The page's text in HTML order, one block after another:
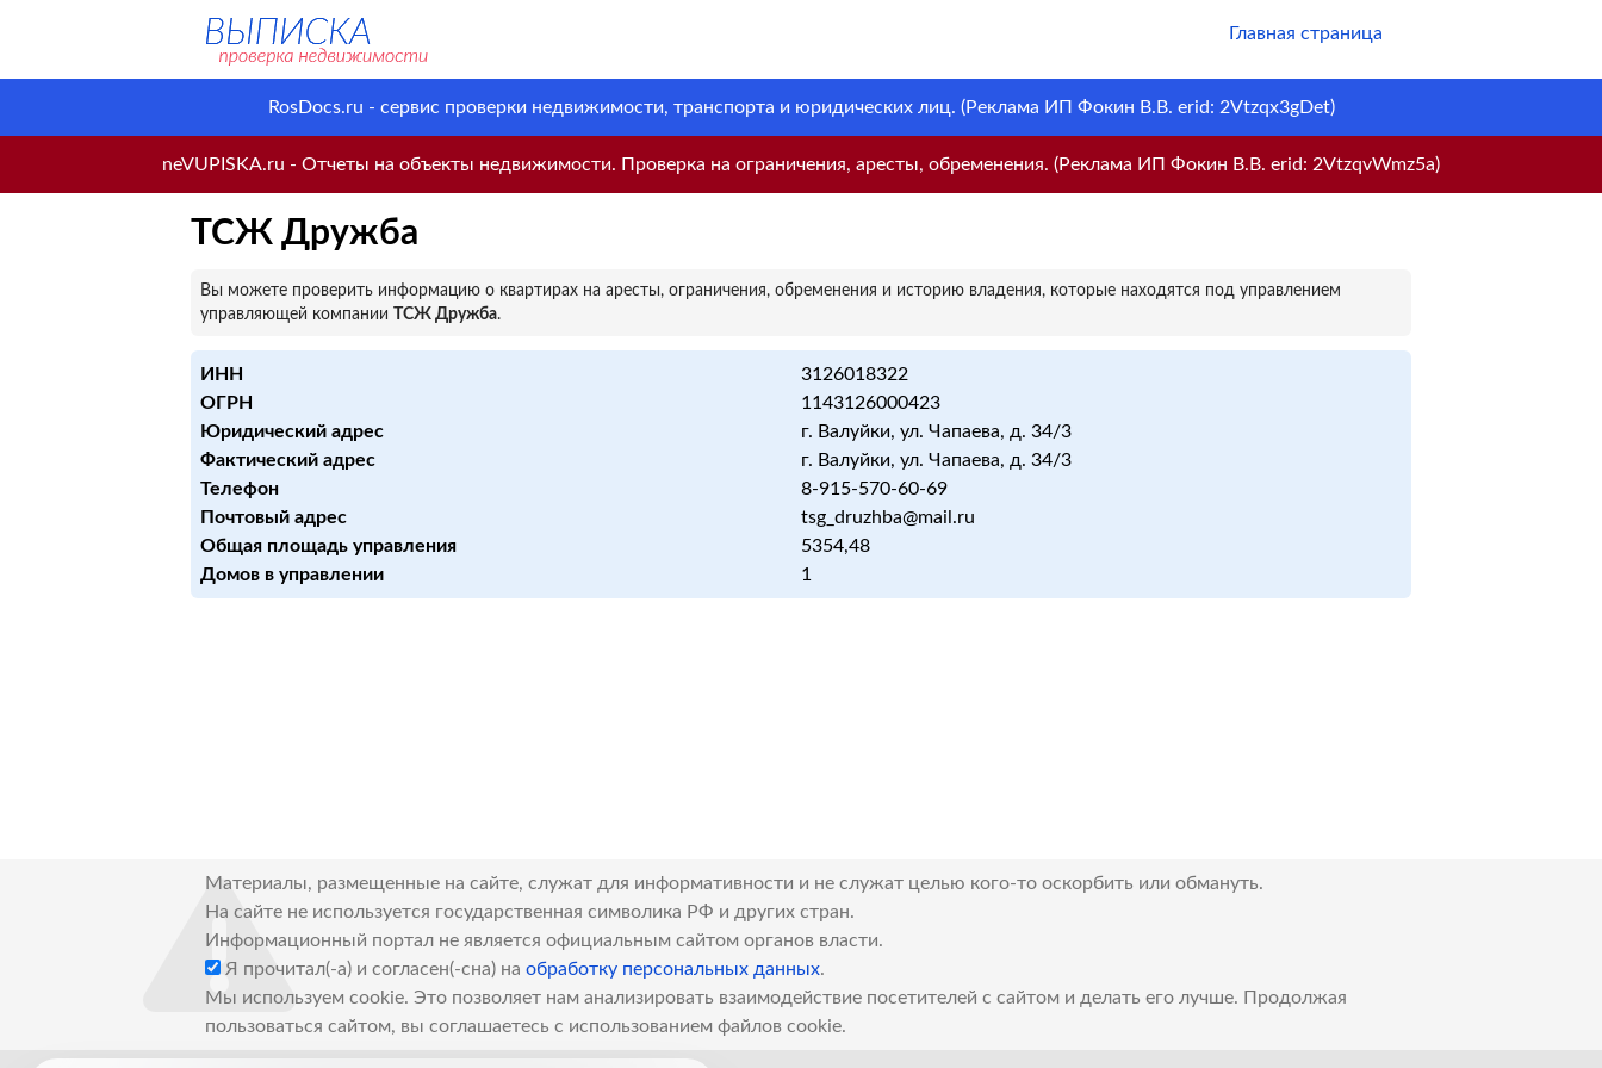
Главная страница
RosDocs.ru - сервис проверки недвижимости, транспорта и юридических лиц. (Реклама ИП Фокин В.В. erid: 2Vtzqx3gDet)
neVUPISKA.ru - Отчеты на объекты недвижимости. Проверка на ограничения, аресты, обременения. (Реклама ИП Фокин В.В. erid: 2VtzqvWmz5a)
ТСЖ Дружба
Вы можете проверить информацию о квартирах на аресты, ограничения, обременения и историю владения, которые находятся под управлением
управляющей компании
ТСЖ Дружба.
ИНН
3126018322
ОГРН
1143126000423
Юридический адрес
г. Валуйки, ул. Чапаева, д. 34/3
Фактический адрес
г. Валуйки, ул. Чапаева, д. 34/3
Телефон
8-915-570-60-69
Почтовый адрес
tsg_druzhba@mail.ru
Общая площадь управления
5354,48
Домов в управлении
1
Материалы, размещенные на сайте, служат для информативности и не служат целью кого-то оскорбить или обмануть.
На сайте не используется государственная символика РФ и других стран.
Информационный портал не является официальным сайтом органов власти.
Я прочитал(-а) и согласен(-сна) на обработку персональных данных.
Мы используем cookie. Это позволяет нам анализировать взаимодействие посетителей с сайтом и делать его лучше. Продолжая
пользоваться сайтом, вы соглашаетесь с использованием файлов cookie.